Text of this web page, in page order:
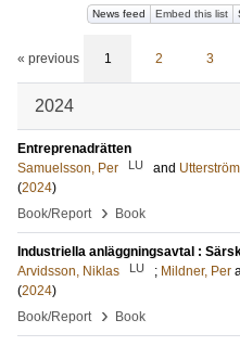
News feed Embed this list
« previous 1 2 3
2024
Entreprenadrätten
Samuelsson, Per
LU and
(2024)
Book/Report
› Book
Industriella anläggningsavtal :
Arvidsson, Niklas
LU ; Mildner, Per
(2024)
Book/Report
› Book